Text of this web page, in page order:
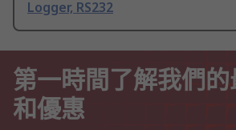
Logger, RS232
第一時間了解我們
和優惠